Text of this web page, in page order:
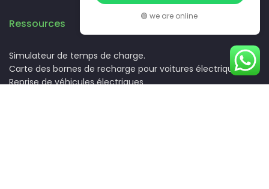
Ressources
Simulateur de temps de charge.
Carte des bornes de recharge pour voitures électriques
Reprise de véhicules électriques
🟢 we are online